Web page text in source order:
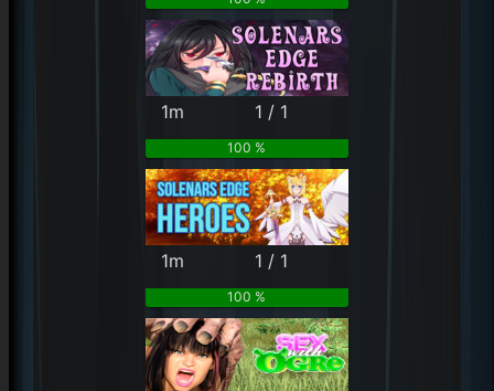
1m 1 / 1
100 %
1m 1 / 1
100 %